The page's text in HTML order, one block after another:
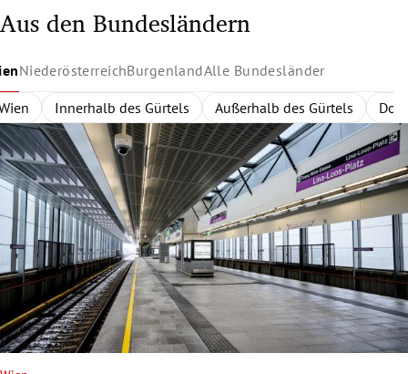
Aus den Bundesländern
NiederösterreichBurgenlandAlle Bundesländer
Innerhalb des Gürtels Außerhalb des Gürtels
Rund um Wien Zentralregion
Nordburgenland Eisenstadt
Bundesländer Wien Niederösterreich Burgenland